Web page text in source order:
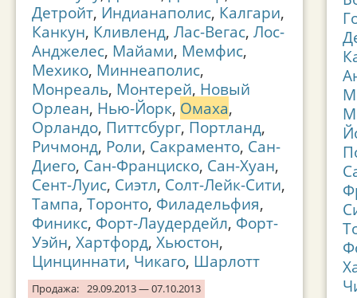
Детройт, Индианаполис, Калгари,
Канкун, Кливленд, Лас-Вегас, Лос-
Анджелес, Майами, Мемфис,
Мехико, Миннеаполис,
Монреаль, Монтерей, Новый
Орлеан, Нью-Йорк, Омаха,
Орландо, Питтсбург, Портланд,
Ричмонд, Роли, Сакраменто, Сан-
Диего, Сан-Франциско, Сан-Хуан,
Сент-Луис, Сиэтл, Солт-Лейк-Сити,
Тампа, Торонто, Филадельфия,
Финикс, Форт-Лаудердейл, Форт-
Уэйн, Хартфорд, Хьюстон,
Цинциннати, Чикаго, Шарлотт
Продажа: 29.09.2013 — 07.10.2013